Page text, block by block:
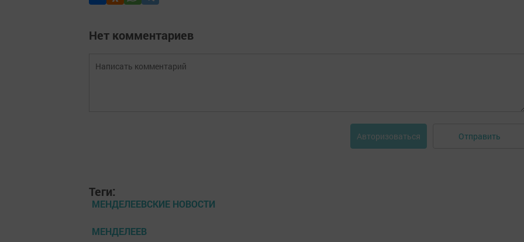
Нет комментариев
Авторизоваться Отправить
Теги:
МЕНДЕЛЕЕВСКИЕ НОВОСТИ
МЕНДЕЛЕЕВ